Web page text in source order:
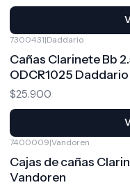
7300431|Daddario
Cañas Clarinete Bb
ODCR1025 Daddario
$25.900
7400009|Vandoren
Cajas de cañas
Vandoren